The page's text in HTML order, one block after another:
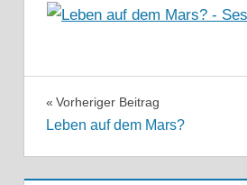
Vorheriger Beitrag
Leben auf dem Mars?